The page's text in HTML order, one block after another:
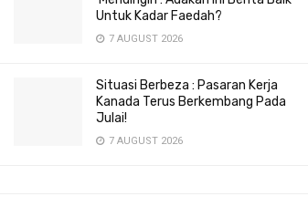
Untuk Kadar Faedah?
7 AUGUST 2026
Situasi Berbeza : Pasaran Kerja
Kanada Terus Berkembang Pada
Julai!
7 AUGUST 2026